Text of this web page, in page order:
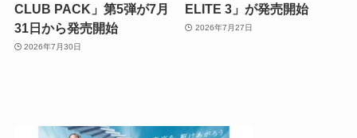
CLUB PACK」第5弾が7月
31日から発売開始
2026年7月30日
ELITE 3」が発売開始
2026年7月27日